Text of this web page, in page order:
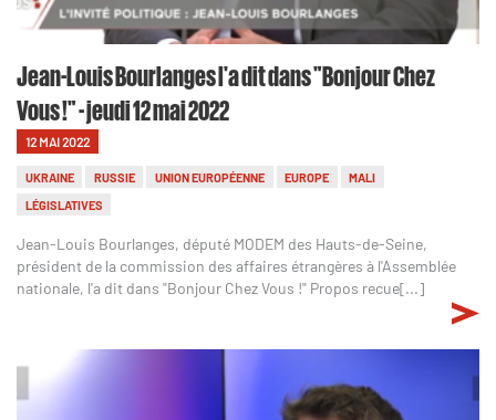
Jean-Louis Bourlanges l'a dit dans "Bonjour Chez
Vous !" - jeudi 12 mai 2022
12 MAI 2022
UKRAINE RUSSIE UNION EUROPÉENNE EUROPE
MALI
LÉGISLATIVES
Jean-Louis Bourlanges, député MODEM des Hauts-de-Seine,
président de la commission des affaires étrangères à l'Assemblée
nationale, l'a dit dans "Bonjour Chez Vous !" Propos recue[...]